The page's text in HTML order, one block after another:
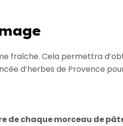
fraîche. Cela permettra
d’herbes de Provence
de chaque morceau de